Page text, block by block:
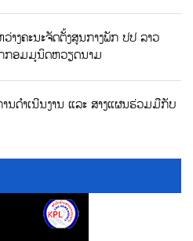
າງຄະນະຈັດຕັ້ງສູນກາງພັກ ປປ ລາວ
ກອມມູນິດຫວຽດນາມ
ນດຳເນີນງານ ແລະ ສາງແຜນຮ່ວມມືກັບ